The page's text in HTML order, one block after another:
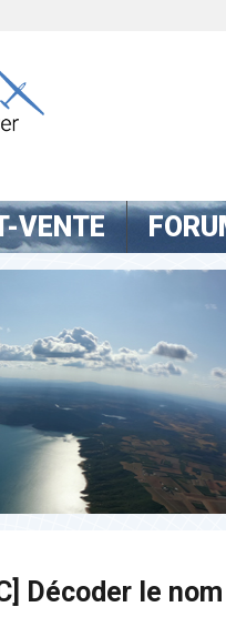
VENTE
Décoder le